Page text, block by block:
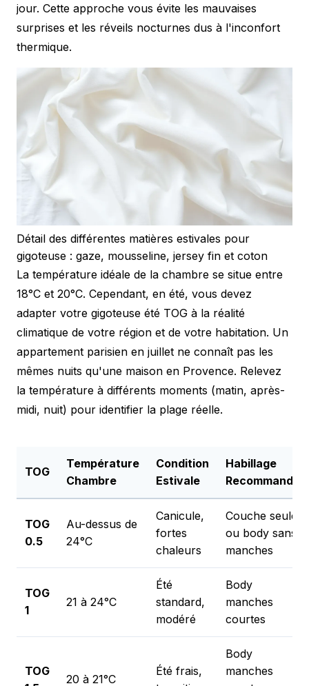
jour. Cette approche vous évite les mauvaises
surprises et les réveils nocturnes dus à l'inconfort
thermique.
Détail des différentes matières estivales pour
gigoteuse : gaze, mousseline, jersey fin et coton
La température idéale de la chambre se situe entre
18°C et 20°C. Cependant, en été, vous devez
adapter votre gigoteuse été TOG à la réalité
climatique de votre région et de votre habitation. Un
appartement parisien en juillet ne connaît pas les
mêmes nuits qu'une maison en Provence. Relevez
la température à différents moments (matin, après-
midi, nuit) pour identifier la plage réelle.
TOG
Température
Chambre
Condition
Estivale
Habillage
Recommandé
TOG
0.5
Au-dessus de
24°C
Canicule,
fortes
chaleurs
Couche seule
ou body sans
manches
TOG
1
21 à 24°C
Été
standard,
modéré
Body
manches
courtes
TOG
20 à 21°C
Été frais,
Body
manches